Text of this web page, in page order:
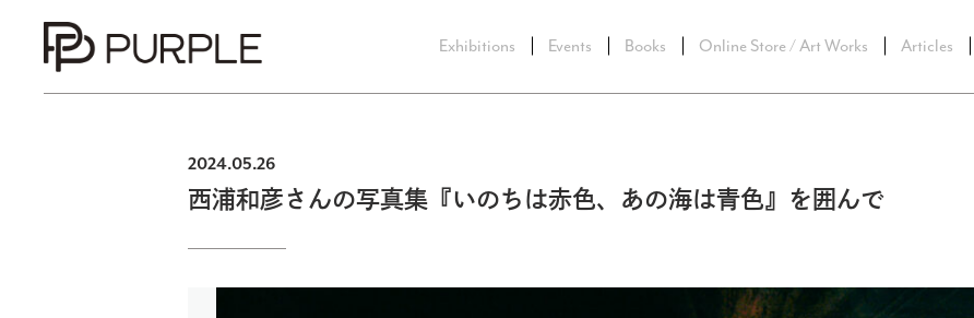
Exhibitions Events Books Online Store / Art Works Articles
2024.05.26
西浦和彦さんの写真集『いのちは赤色、あの海は青色』を囲んで